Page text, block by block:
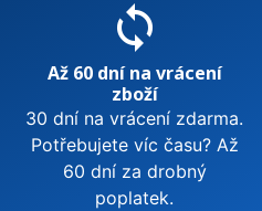
sync
Až 60 dní na vrácení
zboží
30 dní na vrácení zdarma.
Potřebujete víc času? Až
60 dní za drobný
poplatek.